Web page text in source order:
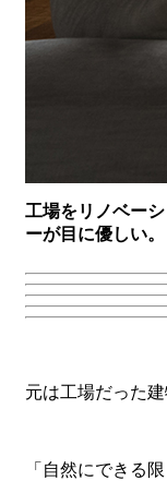
工場をリノベー
ーが目に優しい。
元は工場だった
「自然にできる